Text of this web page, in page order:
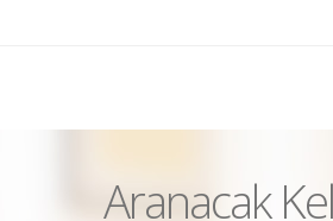
Aranacak